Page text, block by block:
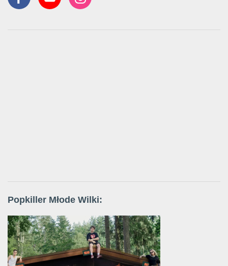
Popkiller Młode Wilki: